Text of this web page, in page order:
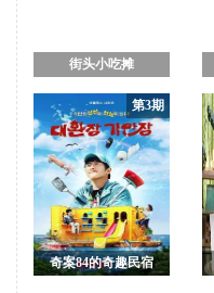
街头小吃摊
第3期
奇案84的奇趣民宿